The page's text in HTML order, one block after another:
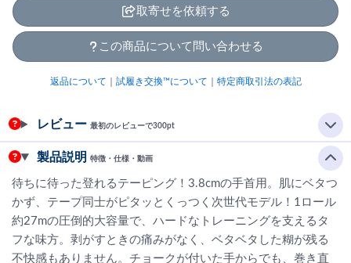
取寄せを依頼する
この商品について問い合わせる
返品について 試履き交換™について 特定商取引法の表記
レビュー 最初のレビューで300pt
製品説明 特徴・仕様・動画
待ちに待った登れるテーピング！3.8cmの手首用。肌にベタつ
かず、テープ同士がピタッとくっつく次世代モデル！1ロール
約27mの圧倒的大容量で、ハードなトレーニングを支えるタ
フな味方。剥がすときの痛みがなく、ベタベタした糊が残る
不快感もありません。チョークが付いた手からでも、巻き直